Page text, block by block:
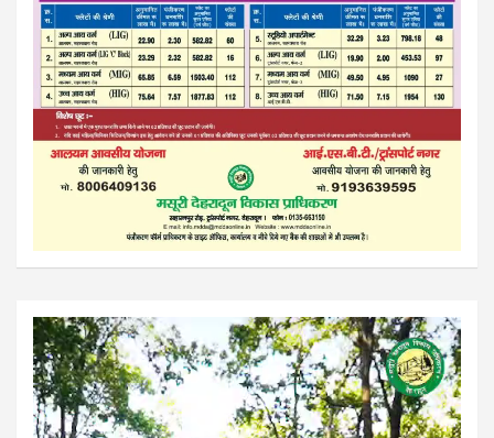
Video
Player